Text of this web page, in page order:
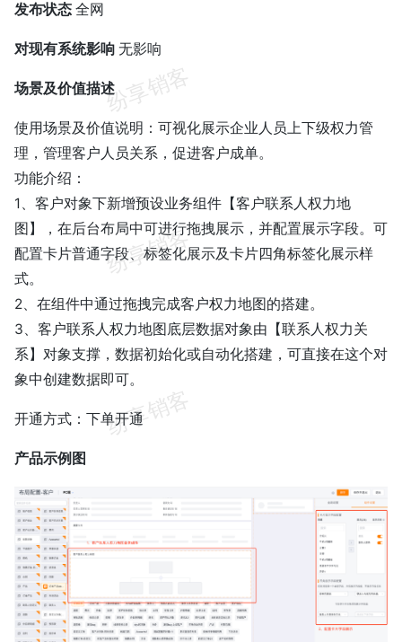
发布状态 全网
对现有系统影响 无影响
场景及价值描述
使用场景及价值说明：可视化展示企业人员上下级权力管
理，管理客户人员关系，促进客户成单。
功能介绍：
1、客户对象下新增预设业务组件【客户联系人权力地
图】，在后台布局中可进行拖拽展示，并配置展示字段。可
配置卡片普通字段、标签化展示及卡片四角标签化展示样
式。
2、在组件中通过拖拽完成客户权力地图的搭建。
3、客户联系人权力地图底层数据对象由【联系人权力关
系】对象支撑，数据初始化或自动化搭建，可直接在这个对
象中创建数据即可。
开通方式：下单开通
产品示例图